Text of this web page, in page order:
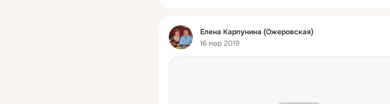
Фид
Елена Карпунина (Ожеровская)
16 мар 2019